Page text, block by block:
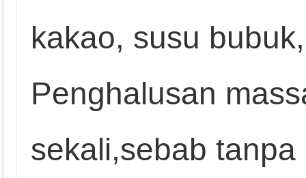
kakao, susu
Penghalusan
sekali,sebab